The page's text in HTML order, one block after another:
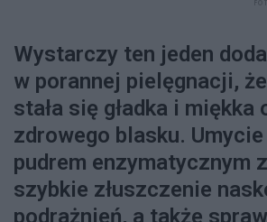
Wystarczy ten jeden
w porannej pielęgnacji,
stała się gładka i miękka
zdrowego blasku.
pudrem enzymatycznym
szybkie złuszczenie
podrażnień, a także